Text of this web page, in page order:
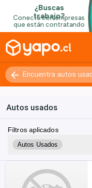
Autos usados
Filtros aplicados
Autos Usados